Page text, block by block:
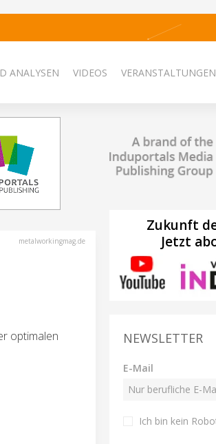
ANALYSEN VIDEOS VERANSTALTUNGEN
metalworkingmag.de
optimalen
Zukunft
Jetzt
NEWSLETTER
E-Mail
Ich bin kein